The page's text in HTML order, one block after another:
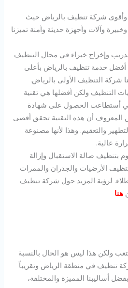
وأقوى شركة تنظيف بالرياض حيث
وآلات وأجهزة حديثة وأمنة تميزنا
وإخراج خبراء في مجال التنظيف
أفضل خدمة تنظيف بالرياض بأعلى
شركة التنظيف الأولى بالرياض.
التنظيف ولكن أفضلها هي تقنية
أستطاعت الحصول على شهادة
المعروف أن هذه التقنية تحقق أقصى
والتعقيم. وهذا لأنها مصنوعة
عالية.
بتنظيف صالة الاستقبال وإزالة
الأرضيات والجدران والممرات
لرؤية المزيد حول شركة تنظيف
هنا
ولكن هذا ليس هو الحال بالنسبة
تنظيف في منطقة الرياض وتقريباً
أساليبنا المميزة والمختلفة،